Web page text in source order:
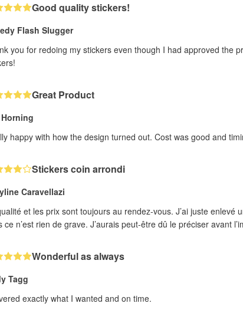
Good quality stickers!
Flash Slugger
you for redoing my stickers even though I had approved the
Great Product
happy with how the design turned out. Cost was good and
Stickers coin arrondi
Caravellazi
et les prix sont toujours au rendez-vous. J’ai juste
ce n’est rien de grave. J’aurais peut-être dû le préciser avant
Wonderful as always
Tagg
exactly what I wanted and on time.